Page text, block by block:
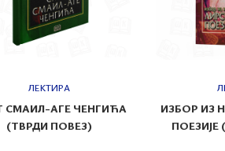
ЛЕКТИРА
СМАИЛ-АГЕ ЧЕНГИЋА
(ТВРДИ ПОВЕЗ)
ИЗБОР ИЗ